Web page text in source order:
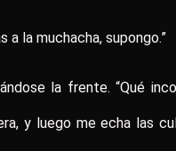
a la muchacha, supongo.”
la frente. “Qué
y luego me echa las